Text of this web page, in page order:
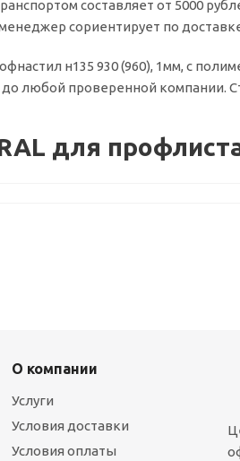
составляет от 5000
сориентирует по
н135 930 (960), 1мм, с
любой проверенной компании.
для
О компании
Услуги
Условия доставки
Условия оплаты